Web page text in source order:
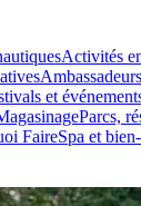
Activités
Ambassadeurs
et
Parcs,
FaireSpa et